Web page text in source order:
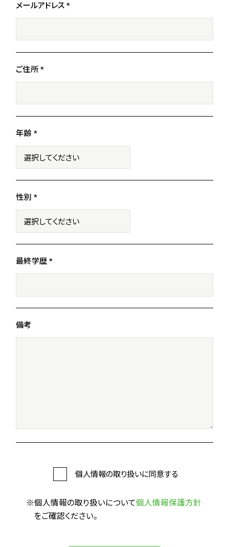
メールアドレス *
ご住所 *
年齢 *
性別 *
最終学歴 *
備考
個人情報の取り扱いに同意する
※個人情報の取り扱いについて個人情報保護方針
をご確認ください。